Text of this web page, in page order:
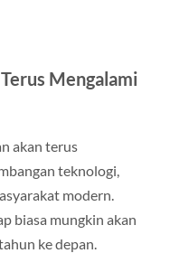
Mengalami
akan terus
teknologi,
modern.
biasa mungkin akan
ke depan.